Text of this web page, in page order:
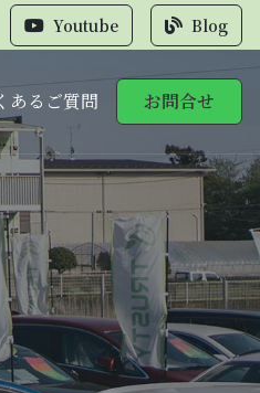
Youtube Blog
あるご質問 お問合せ